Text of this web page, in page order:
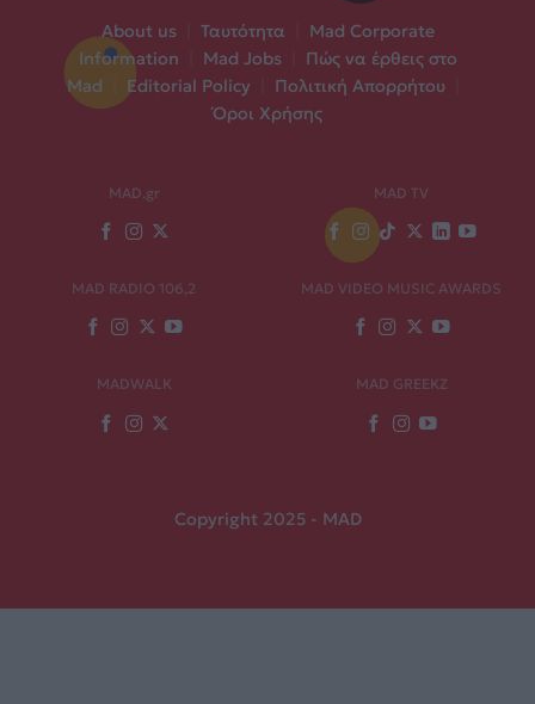
About us Ταυτότητα
Mad Corporate
Information
Mad Jobs
Πώς να έρθεις στο
Mad
Editorial Policy Πολιτική Απορρήτου
Όροι Χρήσης
MAD.gr MAD TV
MAD RADIO 106,2 MAD VIDEO MUSIC AWARDS
MADWALK MAD GREEKZ
Copyright 2025 - MAD